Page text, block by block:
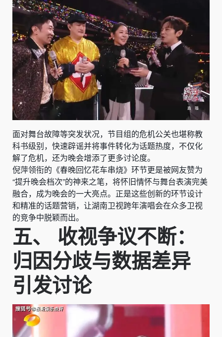
面对舞台故障等突发状况，节目组的危机公关也堪称教
科书级别，快速辟谣并将事件转化为话题热度，不仅化
解了危机，还为晚会增添了更多讨论度。
倪萍领衔的《春晚回忆花车串烧》环节更是被网友赞为
“提升晚会档次”的神来之笔，将怀旧情怀与舞台表演完美
融合，成为晚会的一大亮点。正是这些创新的环节设计
和精准的话题营销，让湖南卫视跨年演唱会在众多卫视
的竞争中脱颖而出。
五、 收视争议不断：
归因分歧与数据差异
引发讨论